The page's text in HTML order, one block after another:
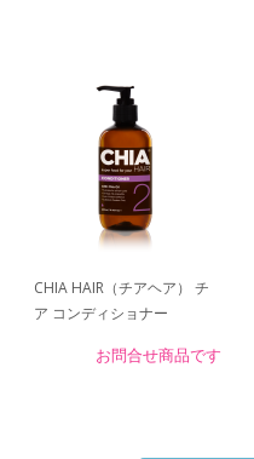
CHIA HAIR（チアヘア） チ
ア コンディショナー
お問合せ商品です